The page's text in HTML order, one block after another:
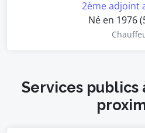
2ème adjoint
Né en 1976
Services publics